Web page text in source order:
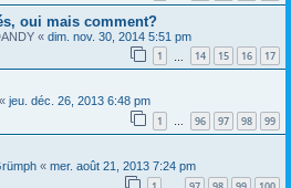
oui mais comment?
« dim. nov. 30, 2014 5:51 pm
1 14 15 16 17
« jeu. déc. 26, 2013 6:48 pm
1 … 96 97 98 99
« mer. août 21, 2013 7:24 pm